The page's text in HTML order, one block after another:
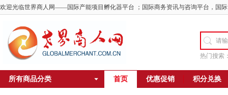
欢迎光临世界商人网——国际产能项目孵化器平台 ；国际商务资讯与咨询平台，国
热门搜索
所有商品分类 首页 优惠促销 积分兑换